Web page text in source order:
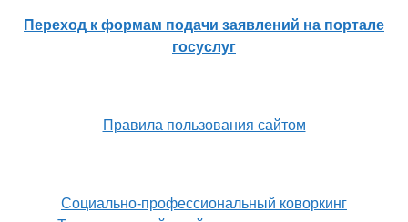
Переход к формам подачи заявлений на портале
госуслуг
Правила пользования сайтом
Социально-профессиональный коворкинг